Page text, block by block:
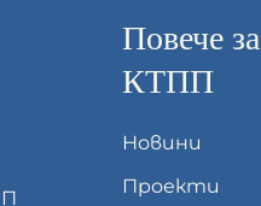
Повече за
КТПП
Новини
Проекти